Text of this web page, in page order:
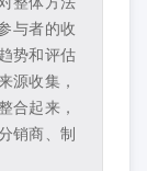
与者的收
势和评估
源收集，
合起来，
销商、制